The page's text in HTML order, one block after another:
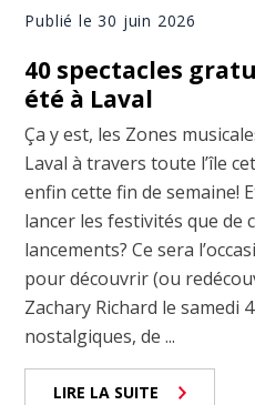
Publié le 30 juin 2026
40 spectacles
été à Laval
Ça y est, les Zones
Laval à travers toute l’île
enfin cette fin de semaine!
lancer les festivités que de
lancements? Ce sera
pour découvrir (ou
Zachary Richard le samedi
nostalgiques, de ...
LIRE LA SUITE